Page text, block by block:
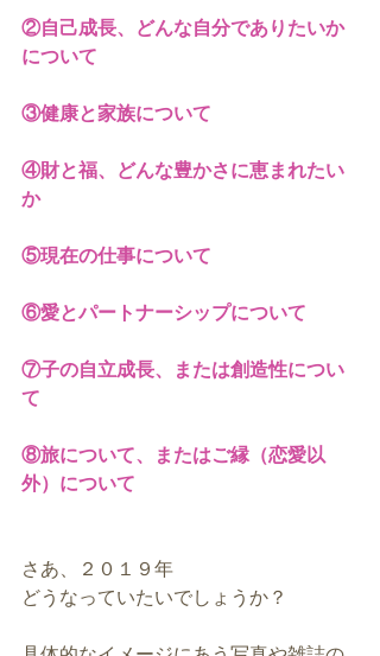
②自己成長、どんな自分でありたいか
について
③健康と家族について
④財と福、どんな豊かさに恵まれたい
か
⑤現在の仕事について
⑥愛とパートナーシップについて
⑦子の自立成長、または創造性につい
て
⑧旅について、またはご縁（恋愛以
外）について
さあ、２０１９年
どうなっていたいでしょうか？